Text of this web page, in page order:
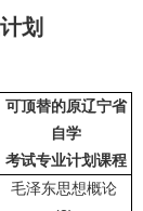
划
可顶替的原辽宁省
自学
考试专业计划课程
毛泽东思想概论